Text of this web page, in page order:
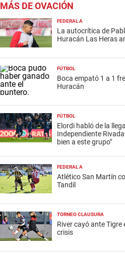
MÁS DE OVACIÓN
FEDERAL A
La autocrítica de
Huracán Las Heras
FÚTBOL
Boca empató 1 a 1
Huracán
FÚTBOL
Elordi habló de la
Independiente
bien a este grupo"
FEDERAL A
Atlético San Martín
Tandil
TORNEO CLAUSURA
River cayó ante
crisis